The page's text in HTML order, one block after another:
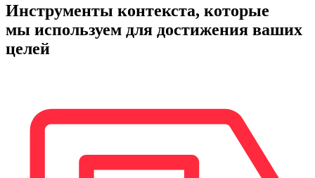
Инструменты контекста, которые
мы используем для достижения ваших
целей